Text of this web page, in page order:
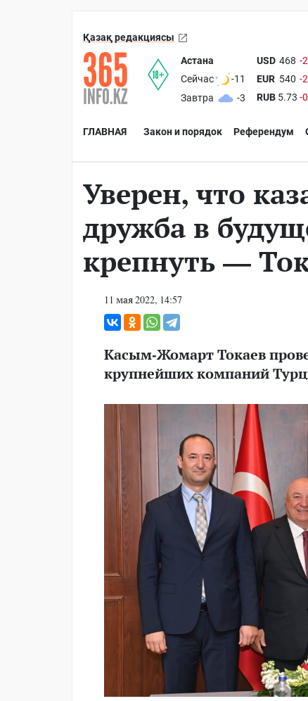
Қазақ редакциясы
Астана
Сейчас
-11
Завтра
-3
USD 468 -
EUR 540 -
RUB 5.73 -
ГЛАВНАЯ Закон и порядок Референдум
Уверен, что
дружба в
крепнуть —
11 мая 2022, 14:57
Касым-Жомарт Токаев
крупнейших компаний